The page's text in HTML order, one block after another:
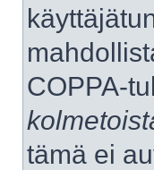
COPPA-
tämä ei